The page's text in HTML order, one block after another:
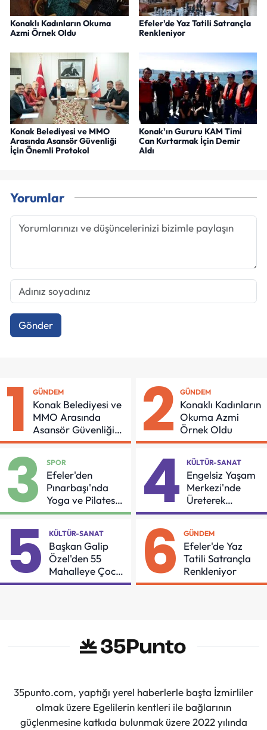
Konaklı Kadınların Okuma
Azmi Örnek Oldu
Efeler'de Yaz Tatili Satrançla
Renkleniyor
Konak Belediyesi ve MMO
Arasında Asansör Güvenliği
İçin Önemli Protokol
Konak'ın Gururu KAM Timi
Can Kurtarmak İçin Demir
Aldı
Yorumlar
Gönder
1 GÜNDEM
Konak Belediyesi ve
MMO Arasında
Asansör Güvenliği
İçin Önemli Protokol
2 GÜNDEM
Konaklı Kadınların
Okuma Azmi
Örnek Oldu
3 SPOR
Efeler'den
Pınarbaşı'nda
Yoga ve Pilates
Buluşması
4 KÜLTÜR-SANAT
Engelsiz Yaşam
Merkezi'nde
Üreterek
Güçleniyorlar
5 KÜLTÜR-SANAT
Başkan Galip
Özel'den 55
Mahalleye Çocuk
Şenliği
6 GÜNDEM
Efeler'de Yaz
Tatili Satrançla
Renkleniyor
35punto.com, yaptığı yerel haberlerle başta İzmirliler
olmak üzere Egelilerin kentleri ile bağlarının
güçlenmesine katkıda bulunmak üzere 2022 yılında